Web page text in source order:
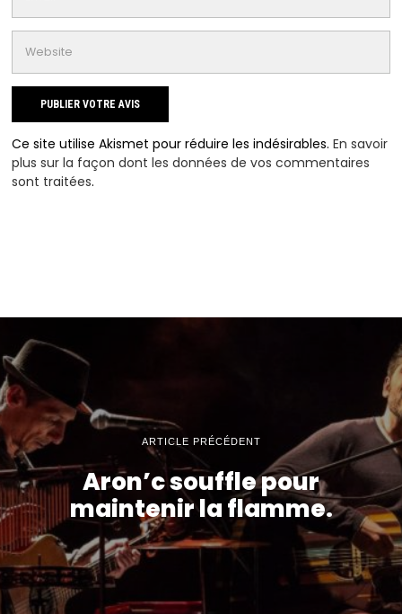
Ce site utilise Akismet pour réduire les indésirables.En savoir
plus sur la façon dont les données de vos commentaires
sont traitées.
ARTICLE PRÉCÉDENT
Aron’c souffle pour
maintenir la flamme.